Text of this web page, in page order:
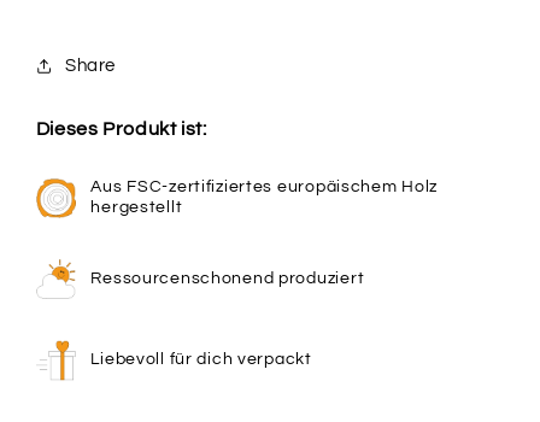
Share
Dieses Produkt ist:
Aus FSC-zertifiziertes europäischem Holz
hergestellt
Ressourcenschonend produziert
Liebevoll für dich verpackt